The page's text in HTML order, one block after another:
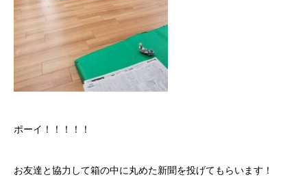
ポーイ！！！！！
お友達と協力して箱の中に丸めた新聞を投げてもらいます！